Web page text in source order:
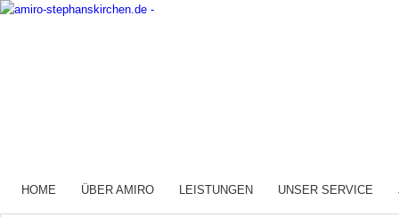
HOME ÜBER AMIRO LEISTUNGEN UNSER SERVICE